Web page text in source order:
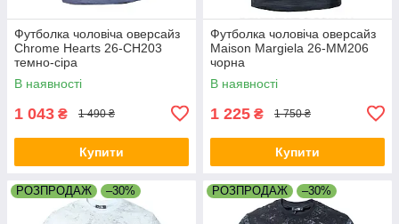
Футболка чоловіча оверсайз
Chrome Hearts 26-CH203
темно-сіра
В наявності
1 043 ₴ 1 490 ₴
Купити
Футболка чоловіча оверсайз
Maison Margiela 26-MM206
чорна
В наявності
1 225 ₴ 1 750 ₴
Купити
РОЗПРОДАЖ –30% РОЗПРОДАЖ –30%